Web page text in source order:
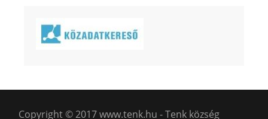
Copyright © 2017 www.tenk.hu - Tenk község